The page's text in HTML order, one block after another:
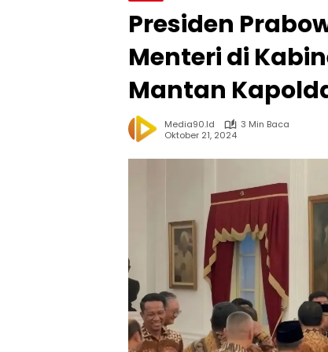
Presiden
Menteri di
Mantan
Media90.id
3 Min Baca
Oktober 21, 2024